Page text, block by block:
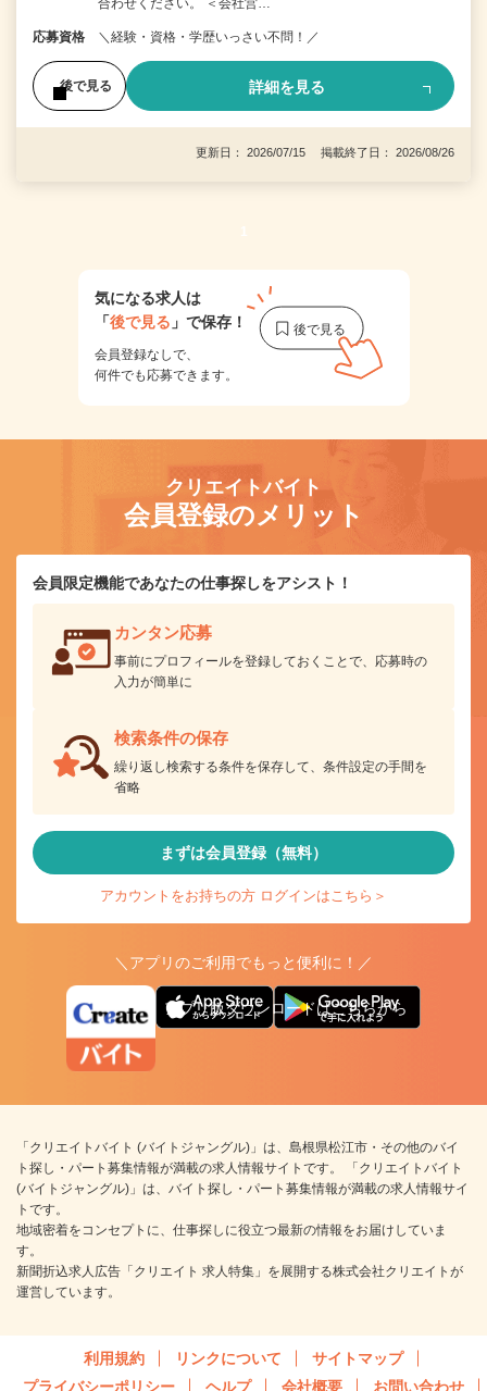
合わせください。 ＜会社営…
応募資格 ＼経験・資格・学歴いっさい不問！／
後で見る 詳細を見る
更新日： 2026/07/15 掲載終了日： 2026/08/26
1
気になる求人は
「後で見る 」で保存！
会員登録なしで、
何件でも応募できます。
クリエイトバイト
会員登録のメリット
会員限定機能であなたの仕事探しをアシスト！
カンタン応募
事前にプロフィールを登録しておくことで、応募時の
入力が簡単に
検索条件の保存
繰り返し検索する条件を保存して、条件設定の手間を
省略
まずは会員登録（無料）
アカウントをお持ちの方 ログインはこちら＞
＼アプリのご利用でもっと便利に！／
アプリ版ダウンロードはこちらから
「クリエイトバイト (バイトジャングル)」は、島根県松江市・その他のバイ
ト探し・パート募集情報が満載の求人情報サイトです。 「クリエイトバイト
(バイトジャングル)」は、バイト探し・パート募集情報が満載の求人情報サイ
トです。
地域密着をコンセプトに、仕事探しに役立つ最新の情報をお届けしていま
す。
新聞折込求人広告「クリエイト 求人特集」を展開する株式会社クリエイトが
運営しています。
利用規約 リンクについて
サイトマップ
プライバシーポリシー
ヘルプ 会社概要 お問い合わせ